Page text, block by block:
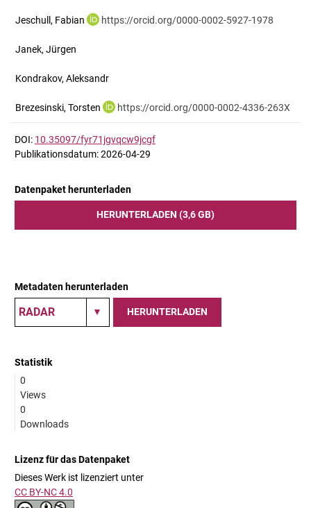
Jeschull, Fabian https://orcid.org/0000-0002-5927-1978
Janek, Jürgen
Kondrakov, Aleksandr
Brezesinski, Torsten https://orcid.org/0000-0002-4336-263X
DOI: 10.35097/fyr71jgvqcw9jcgf
Publikationsdatum: 2026-04-29
Datenpaket herunterladen
HERUNTERLADEN (3,6 GB)
Metadaten herunterladen
HERUNTERLADEN
Statistik
0
Views
0
Downloads
Lizenz für das Datenpaket
Dieses Werk ist lizenziert unter
CC BY-NC 4.0